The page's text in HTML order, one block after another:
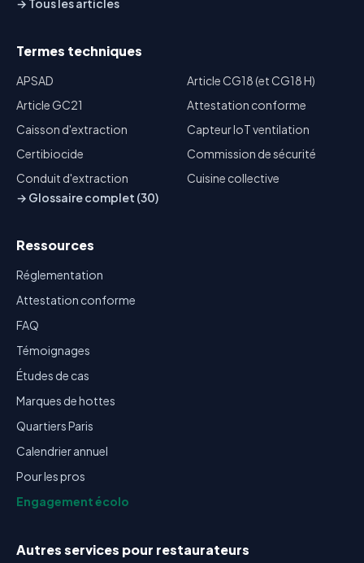
→ Tous les articles
Termes techniques
APSAD
Article CG18 (et CG18 H)
Article GC21
Attestation conforme
Caisson d'extraction
Capteur IoT ventilation
Certibiocide
Commission de sécurité
Conduit d'extraction
Cuisine collective
→ Glossaire complet (30)
Ressources
Réglementation
Attestation conforme
FAQ
Témoignages
Études de cas
Marques de hottes
Quartiers Paris
Calendrier annuel
Pour les pros
Engagement écolo
Autres services pour restaurateurs